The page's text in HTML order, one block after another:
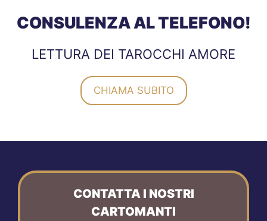
CONSULENZA AL TELEFONO!
LETTURA DEI TAROCCHI AMORE
CHIAMA SUBITO
CONTATTA I NOSTRI
CARTOMANTI